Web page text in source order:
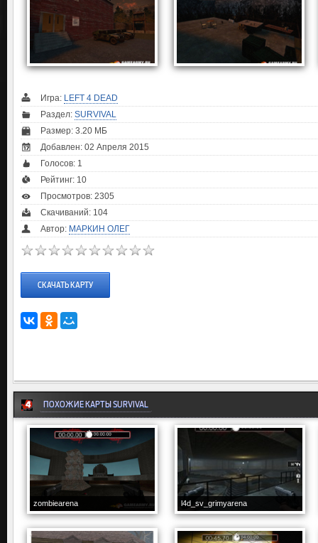
Игра: LEFT 4 DEAD
Раздел: SURVIVAL
Размер: 3.20 МБ
Добавлен: 02 Апреля 2015
Голосов: 1
Рейтинг: 10
Просмотров: 2305
Скачиваний: 104
Автор: МАРКИН ОЛЕГ
СКАЧАТЬ КАРТУ
ПОХОЖИЕ КАРТЫ SURVIVAL
zombiearena l4d_sv_grimyarena